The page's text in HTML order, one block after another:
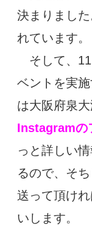
決まりまし
れています。
そして、11
ベントを実
は大阪府泉
Instagramの
っと詳しい
るので、そ
送って頂け
いします。